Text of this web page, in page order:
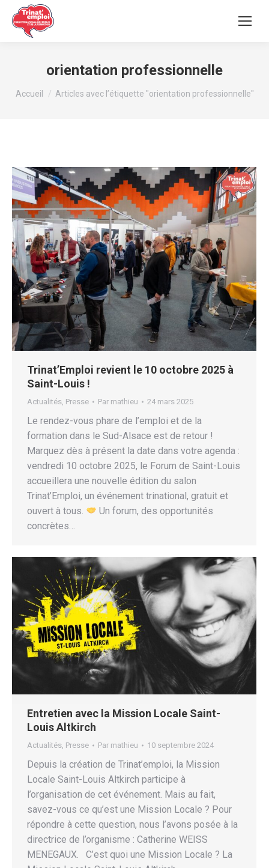
orientation professionnelle
Vous êtes ici :
Accueil Articles avec l’étiquette "orientation professionnelle"
Trinat’Emploi revient le 10 octobre 2025 à
Saint-Louis !
Actualités Presse Par mathieu 24 mars 2025
Le rendez-vous phare de l’emploi et de la
formation dans le Sud-Alsace est de retour !
Marquez dès à présent la date dans votre agenda :
vendredi 10 octobre 2025, le Forum de Saint-Louis
accueillera une nouvelle édition du salon
Trinat’Emploi, un événement trinational, gratuit et
ouvert à tous.
Un forum, des opportunités
concrètes…
Entretien avec la Mission Locale Saint-
Louis Altkirch
Actualités, Presse Par mathieu 10 septembre 2024
Depuis la création de Trinat’emploi, la Mission
Locale Saint-Louis Altkirch participe à
l’organisation de cet événement. Mais au fait,
savez-vous ce qu’est une Mission Locale ? Pour
répondre à cette question, nous l’avons posée à la
directrice de l’organisme : Catherine WEISS
MENEGAUX. C’est quoi une Mission Locale ? La